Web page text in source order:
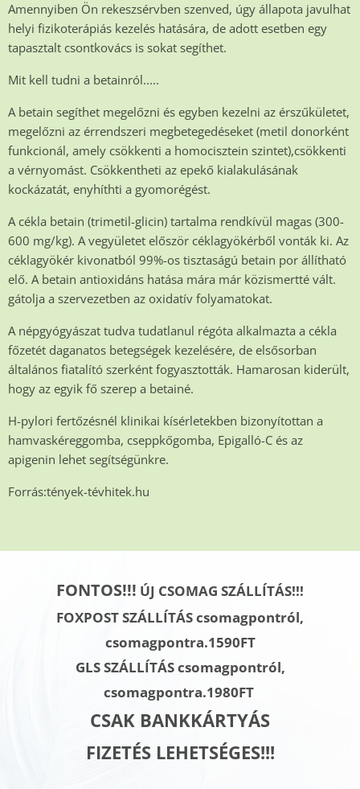
Amennyiben Ön rekeszsérvben szenved, úgy állapota javulhat
helyi fizikoterápiás kezelés hatására, de adott esetben egy
tapasztalt csontkovács is sokat segíthet.
Mit kell tudni a betainról.....
A betain segíthet megelőzni és egyben kezelni az érszűkületet,
megelőzni az érrendszeri megbetegedéseket (metil donorként
funkcionál, amely csökkenti a homocisztein szintet),csökkenti
a vérnyomást. Csökkentheti az epekő kialakulásának
kockázatát, enyhíthti a gyomorégést.
A cékla betain (trimetil-glicin) tartalma rendkívül magas (300-
600 mg/kg). A vegyületet először céklagyökérből vonták ki. Az
céklagyökér kivonatból 99%-os tisztaságú betain por állítható
elő. A betain antioxidáns hatása mára már közismertté vált.
gátolja a szervezetben az oxidatív folyamatokat.
A népgyógyászat tudva tudatlanul régóta alkalmazta a cékla
főzetét daganatos betegségek kezelésére, de elsősorban
általános fiatalító szerként fogyasztották. Hamarosan kiderült,
hogy az egyik fő szerep a betainé.
H-pylori fertőzésnél klinikai kísérletekben bizonyítottan a
hamvaskéreggomba, cseppkőgomba, Epigalló-C és az
apigenin lehet segítségünkre.
Forrás:tények-tévhitek.hu
FONTOS!!! ÚJ CSOMAG SZÁLLÍTÁS!!!
FOXPOST SZÁLLÍTÁS csomagpontról,
csomagpontra.1590FT
GLS SZÁLLÍTÁScsomagpontról,
csomagpontra.1980FT
CSAK BANKKÁRTYÁS
FIZETÉS LEHETSÉGES!!!